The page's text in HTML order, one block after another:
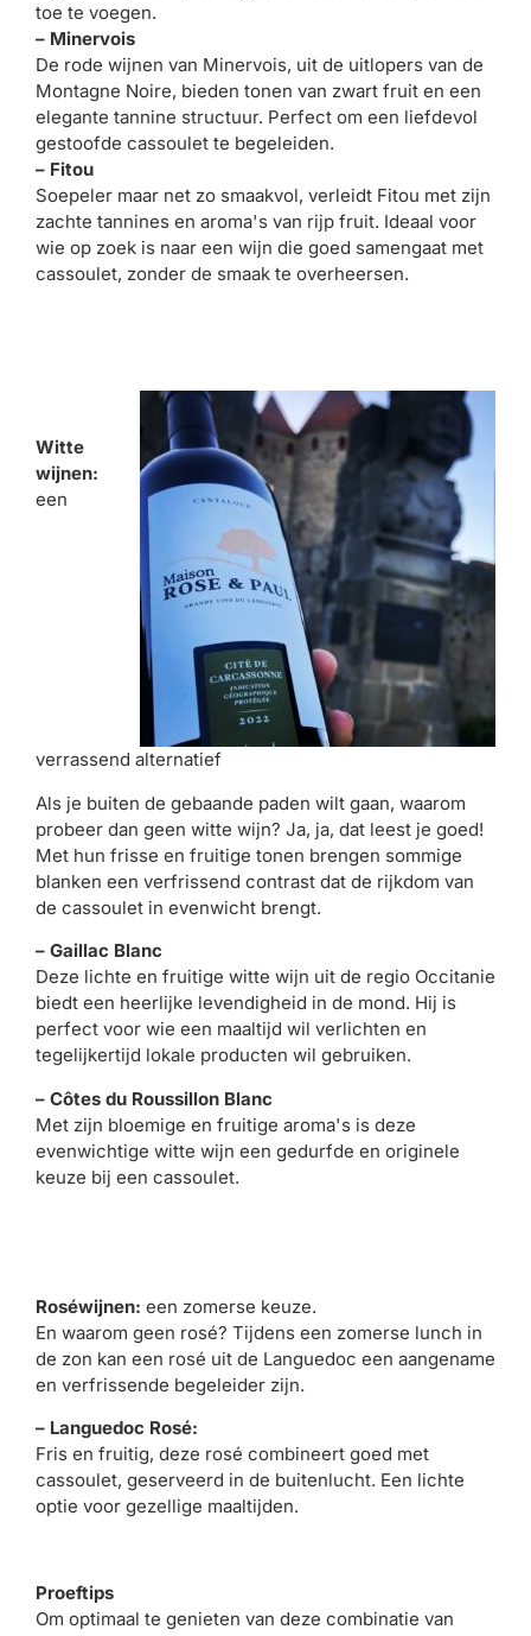
toe te voegen.
– Minervois
De rode wijnen van Minervois, uit de uitlopers van de
Montagne Noire, bieden tonen van zwart fruit en een
elegante tannine structuur. Perfect om een ​​liefdevol
gestoofde cassoulet te begeleiden.
– Fitou
Soepeler maar net zo smaakvol, verleidt Fitou met zijn
zachte tannines en aroma's van rijp fruit. Ideaal voor
wie op zoek is naar een wijn die goed samengaat met
cassoulet, zonder de smaak te overheersen.
Witte
wijnen:
een
verrassend alternatief
Als je buiten de gebaande paden wilt gaan, waarom
probeer dan geen witte wijn? Ja, ja, dat leest je goed!
Met hun frisse en fruitige tonen brengen sommige
blanken een verfrissend contrast dat de rijkdom van
de cassoulet in evenwicht brengt.
– Gaillac Blanc
Deze lichte en fruitige witte wijn uit de regio Occitanie
biedt een heerlijke levendigheid in de mond. Hij is
perfect voor wie een maaltijd wil verlichten en
tegelijkertijd lokale producten wil gebruiken.
– Côtes du Roussillon Blanc
Met zijn bloemige en fruitige aroma's is deze
evenwichtige witte wijn een gedurfde en originele
keuze bij een cassoulet.
Roséwijnen: een zomerse keuze.
En waarom geen rosé? Tijdens een zomerse lunch in
de zon kan een rosé uit de Languedoc een aangename
en verfrissende begeleider zijn.
– Languedoc Rosé:
Fris en fruitig, deze rosé combineert goed met
cassoulet, geserveerd in de buitenlucht. Een lichte
optie voor gezellige maaltijden.
Proeftips
Om optimaal te genieten van deze combinatie van